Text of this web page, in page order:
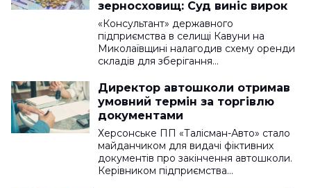
зерносховищ: Суд виніс вирок
«Консультант» державного
підприємства в селищі Кавуни на
Миколаївщині налагодив схему оренди
складів для зберігання…
Директор автошколи отримав
умовний термін за торгівлю
документами
Херсонське ПП «Талісман-Авто» стало
майданчиком для видачі фіктивних
документів про закінчення автошколи.
Керівником підприємства…